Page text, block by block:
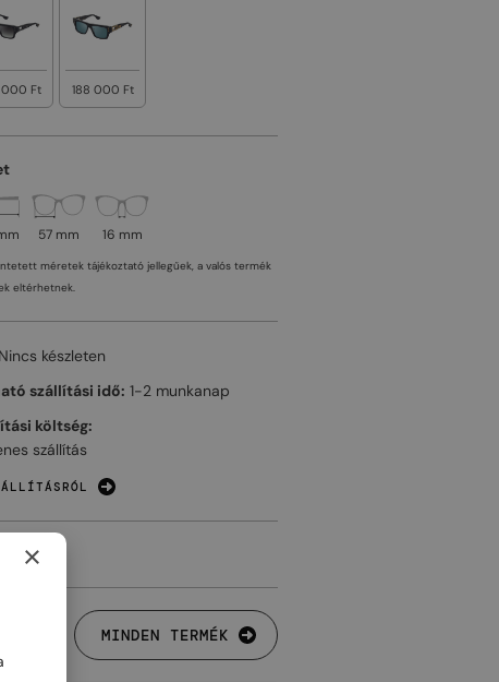
000 Ft 188 000 Ft
57 mm 16 mm
méretek tájékoztató jellegűek, a valós termék
eltérhetnek.
Nincs készleten
szállítási idő: 1-2 munkanap
költség:
szállítás
MINDEN TERMÉK
×